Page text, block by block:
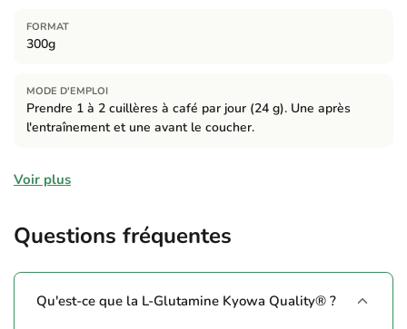
FORMAT
300g
MODE D'EMPLOI
Prendre 1 à 2 cuillères à café par jour (24 g). Une après
l'entraînement et une avant le coucher.
Ingrédients
citrique), Vitamine C et édulcorant (sucralose).
Avertissements
Voir plus
Questions fréquentes
Qu'est-ce que la L-Glutamine Kyowa Quality® ?